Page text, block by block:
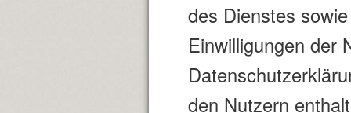
des Dienstes
Einwilligungen der
den Nutzern